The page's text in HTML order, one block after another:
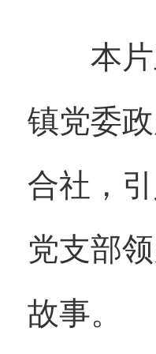
本片主
镇党委
合社，
党支部
故事。